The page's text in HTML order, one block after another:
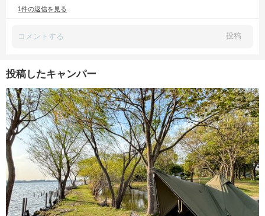
1件の返信を見る
投稿
投稿したキャンパー